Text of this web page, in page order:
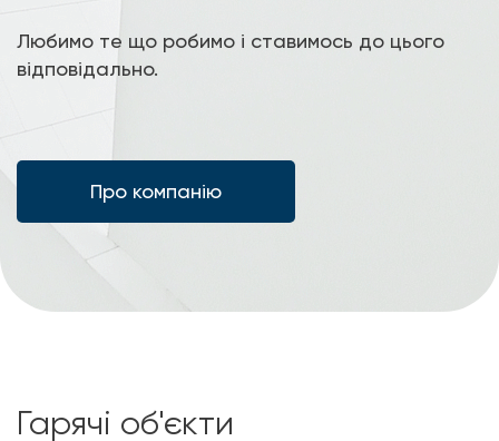
Любимо те що робимо і ставимось до цього
відповідально.
Про компанію
Гарячі об'єкти